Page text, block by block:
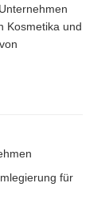
Kosmetika und
für